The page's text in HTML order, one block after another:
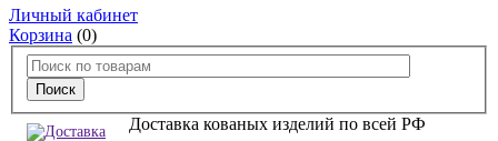
Личный кабинет
Корзина (0)
Доставка кованых изделий по всей РФ